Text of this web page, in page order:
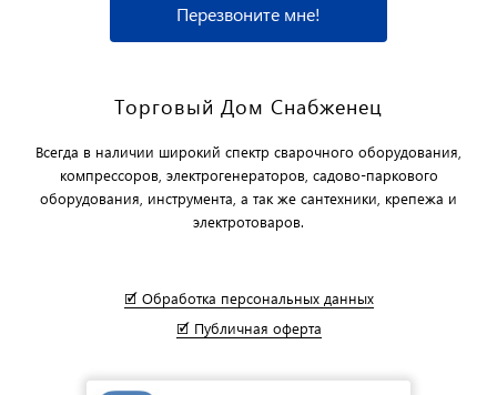
Перезвоните мне!
Торговый Дом Снабженец
Всегда в наличии широкий спектр сварочного оборудования,
компрессоров, электрогенераторов, садово-паркового
оборудования, инструмента, а так же сантехники, крепежа и
электротоваров.
🗹 Обработка персональных данных
🗹 Публичная оферта